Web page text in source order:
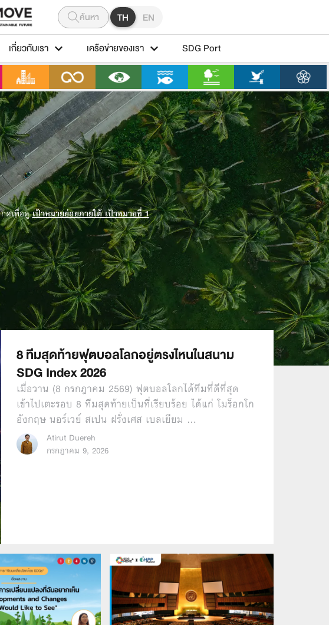
ค้นหา TH EN
เกี่ยวกับเรา เครือข่ายของเรา SDG Port
กดเพื่อดูเป้าหมายย่อยภายใต้ เป้าหมายที่ 1
8 ทีมสุดท้ายฟุตบอลโลกอยู่ตรงไหนในสนาม
SDG Index 2026
เมื่อวาน (8 กรกฎาคม 2569) ฟุตบอลโลกได้ทีมที่ดีที่สุด
เข้าไปเตะรอบ 8 ทีมสุดท้ายเป็นที่เรียบร้อย ได้แก่ โมร็อกโก
อังกฤษ นอร์เวย์ สเปน ฝรั่งเศส เบลเยียม …
Atirut Duereh
กรกฎาคม 9, 2026